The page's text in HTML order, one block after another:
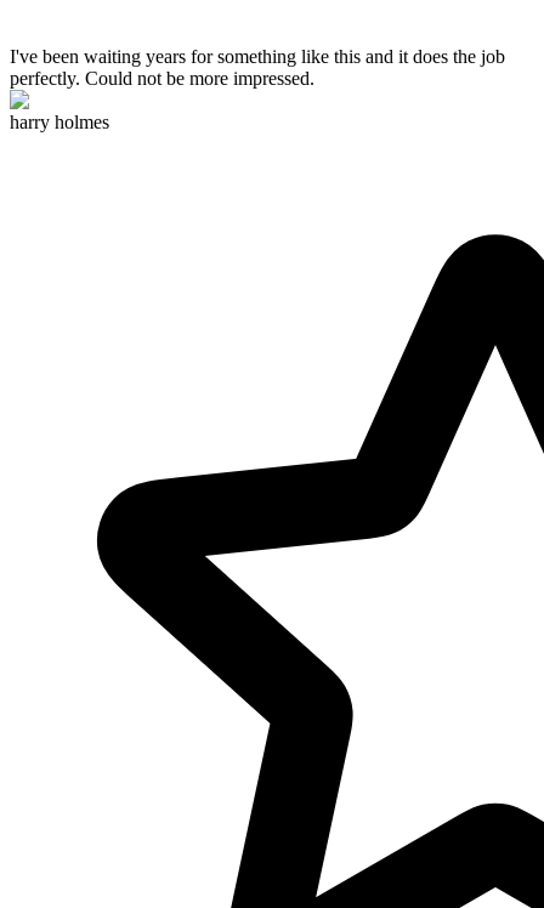
I've been waiting years for something like this and it does the job
perfectly. Could not be more impressed.
harry holmes